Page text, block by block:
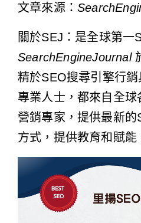
文章來源：
關於SEJ：是全球第一
SearchEngineJournal
精於SEO搜尋引擎行
專業人士，都來自全
營銷專家，提供最新
方式，提供教育和賦能